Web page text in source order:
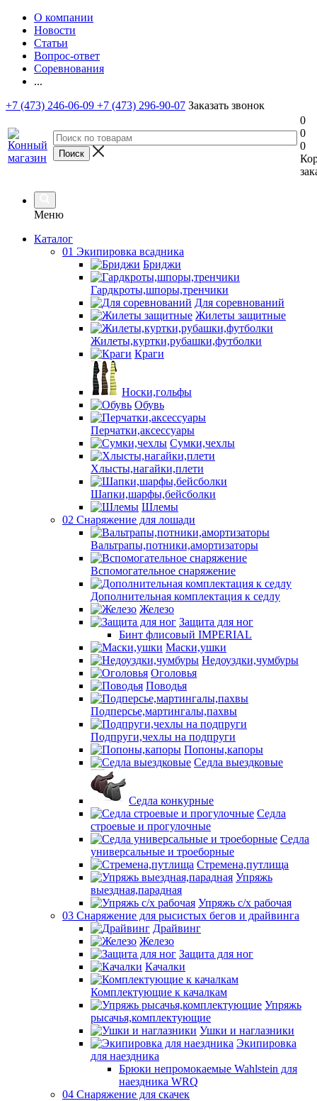
О компании
Новости
Статьи
Вопрос-ответ
Соревнования
...
+7 (473) 246-06-09 +7 (473) 296-90-07 Заказать звонок
0
0
0
Меню
Каталог
01 Экипировка всадника
Бриджи
Гардкроты,шпоры,тренчики
Для соревнований
Жилеты защитные
Жилеты,куртки,рубашки,футболки
Краги
Носки,гольфы
Обувь
Перчатки,аксессуары
Сумки,чехлы
Хлысты,нагайки,плети
Шапки,шарфы,бейсболки
Шлемы
02 Снаряжение для лошади
Вальтрапы,потники,амортизаторы
Вспомогательное снаряжение
Дополнительная комплектация к седлу
Железо
Защита для ног
Бинт флисовый IMPERIAL
Маски,ушки
Недоуздки,чумбуры
Оголовья
Поводья
Подперсье,мартингалы,пахвы
Подпруги,чехлы на подпруги
Попоны,капоры
Седла выездковые
Седла конкурные
Седла
строевые и прогулочные
Седла
универсальные и троеборные
Стремена,путлища
Упряжь
выездная,парадная
Упряжь с/х рабочая
03 Снаряжение для рысистых бегов и драйвинга
Драйвинг
Железо
Защита для ног
Качалки
Комплектующие к качалкам
Упряжь
рысачья,комплектующие
Ушки и наглазники
Экипировка
для наездника
Брюки непромокаемые Wahlstein для
наездника WRQ
04 Снаряжение для скачек